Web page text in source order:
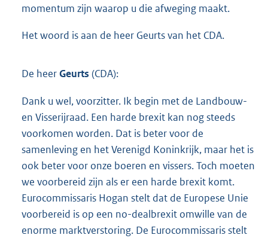
momentum zijn waarop u die afweging maakt.
Het woord is aan de heer Geurts van het CDA.
De heerGeurts (CDA):
Dank u wel, voorzitter. Ik begin met de Landbouw-
en Visserijraad. Een harde brexit kan nog steeds
voorkomen worden. Dat is beter voor de
samenleving en het Verenigd Koninkrijk, maar het is
ook beter voor onze boeren en vissers. Toch moeten
we voorbereid zijn als er een harde brexit komt.
Eurocommissaris Hogan stelt dat de Europese Unie
voorbereid is op een no-dealbrexit omwille van de
enorme marktverstoring. De Eurocommissaris stelt